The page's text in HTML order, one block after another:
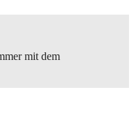
mit dem